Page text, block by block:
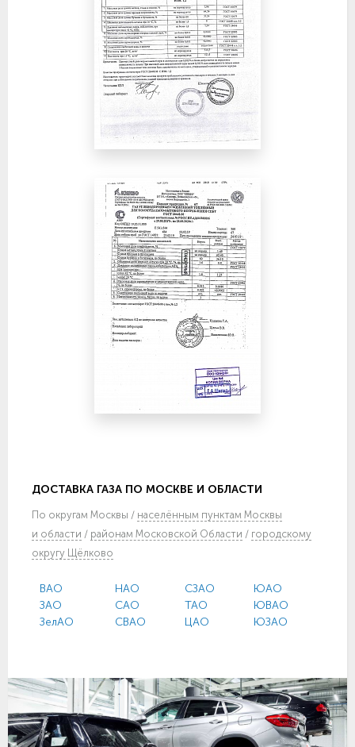
ДОСТАВКА ГАЗА ПО МОСКВЕ И ОБЛАСТИ
По округам Москвы / населённым пунктам Москвы
и области / районам Московской Области / городскому
округу Щёлково
ВАО
ЗАО
ЗелАО
НАО
САО
СВАО
СЗАО
ТАО
ЦАО
ЮАО
ЮВАО
ЮЗАО